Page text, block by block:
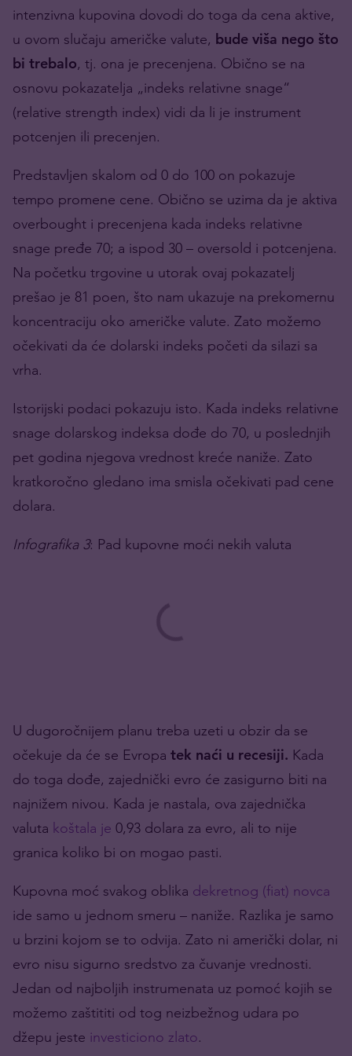
intenzivna kupovina dovodi do toga da cena aktive,
u ovom slučaju američke valute, bude viša nego što
bi trebalo, tj. ona je precenjena. Obično se na
osnovu pokazatelja „indeks relativne snage“
(relative strength index) vidi da li je instrument
potcenjen ili precenjen.
Predstavljen skalom od 0 do 100 on pokazuje
tempo promene cene. Obično se uzima da je aktiva
overbought i precenjena kada indeks relativne
snage pređe 70; a ispod 30 – oversold i potcenjena.
Na početku trgovine u utorak ovaj pokazatelj
prešao je 81 poen, što nam ukazuje na prekomernu
koncentraciju oko američke valute. Zato možemo
očekivati da će dolarski indeks početi da silazi sa
vrha.
Istorijski podaci pokazuju isto. Kada indeks relativne
snage dolarskog indeksa dođe do 70, u poslednjih
pet godina njegova vrednost kreće naniže. Zato
kratkoročno gledano ima smisla očekivati pad cene
dolara.
Infografika 3: Pad kupovne moći nekih valuta
U dugoročnijem planu treba uzeti u obzir da se
očekuje da će se Evropa tek naći u recesiji. Kada
do toga dođe, zajednički evro će zasigurno biti na
najnižem nivou. Kada je nastala, ova zajednička
valuta koštala je 0,93 dolara za evro, ali to nije
granica koliko bi on mogao pasti.
Kupovna moć svakog oblika dekretnog (fiat) novca
ide samo u jednom smeru – naniže. Razlika je samo
u brzini kojom se to odvija. Zato ni američki dolar, ni
evro nisu sigurno sredstvo za čuvanje vrednosti.
Jedan od najboljih instrumenata uz pomoć kojih se
možemo zaštititi od tog neizbežnog udara po
džepu jeste investiciono zlato.